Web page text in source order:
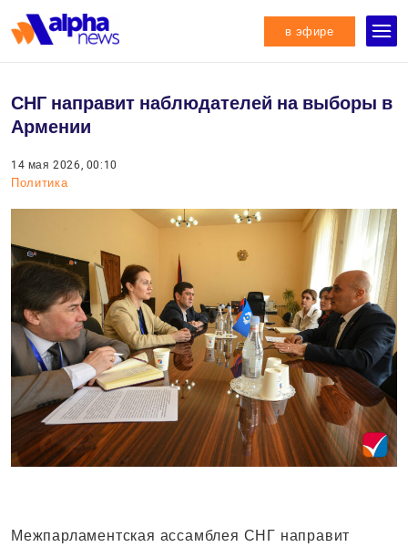
в эфире
СНГ направит наблюдателей на выборы в
Армении
14 мая 2026, 00:10
Политика
Межпарламентская ассамблея СНГ направит